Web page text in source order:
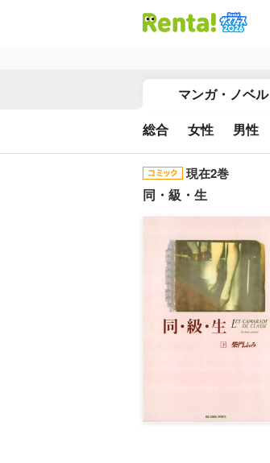
マンガ・ノベル
総合 女性 男性
現在2巻
同・級・生